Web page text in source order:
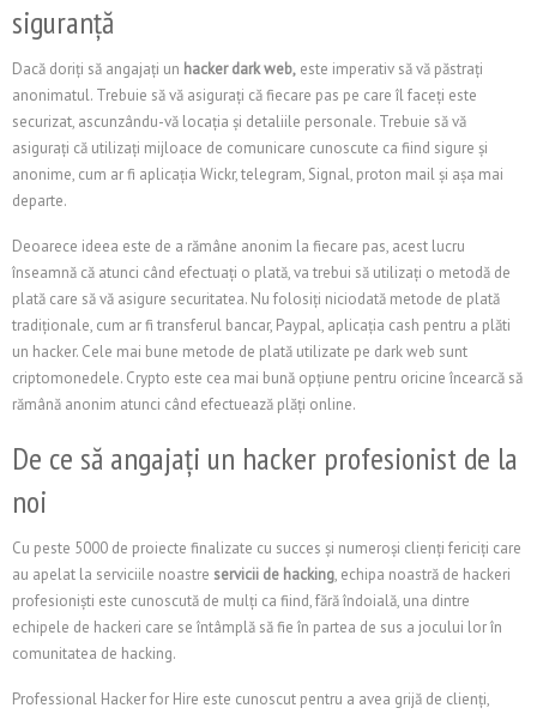
siguranță
Dacă doriți să angajați un hacker dark web, este imperativ să vă păstrați
anonimatul. Trebuie să vă asigurați că fiecare pas pe care îl faceți este
securizat, ascunzându-vă locația și detaliile personale. Trebuie să vă
asigurați că utilizați mijloace de comunicare cunoscute ca fiind sigure și
anonime, cum ar fi aplicația Wickr, telegram, Signal, proton mail și așa mai
departe.
Deoarece ideea este de a rămâne anonim la fiecare pas, acest lucru
înseamnă că atunci când efectuați o plată, va trebui să utilizați o metodă de
plată care să vă asigure securitatea. Nu folosiți niciodată metode de plată
tradiționale, cum ar fi transferul bancar, Paypal, aplicația cash pentru a plăti
un hacker. Cele mai bune metode de plată utilizate pe dark web sunt
criptomonedele. Crypto este cea mai bună opțiune pentru oricine încearcă să
rămână anonim atunci când efectuează plăți online.
De ce să angajați un hacker profesionist de la
noi
Cu peste 5000 de proiecte finalizate cu succes și numeroși clienți fericiți care
au apelat la serviciile noastre servicii de hacking, echipa noastră de hackeri
profesioniști este cunoscută de mulți ca fiind, fără îndoială, una dintre
echipele de hackeri care se întâmplă să fie în partea de sus a jocului lor în
comunitatea de hacking.
Professional Hacker for Hire este cunoscut pentru a avea grijă de clienți,